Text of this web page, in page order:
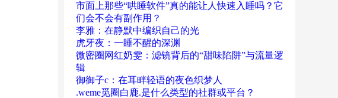
市面上那些“哄睡软件”真的能让人快速入睡吗？它
们会不会有副作用？
李雅：在静默中编织自己的光
虎牙夜：一睡不醒的深渊
微密圈网红奶雯：滤镜背后的“甜味陷阱”与流量逻
辑
御御子c：在耳畔轻语的夜色织梦人
.weme觅圈白鹿.是什么类型的社群或平台？